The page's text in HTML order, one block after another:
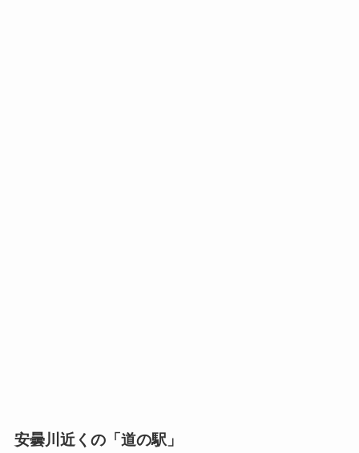
安曇川近くの「道の駅」